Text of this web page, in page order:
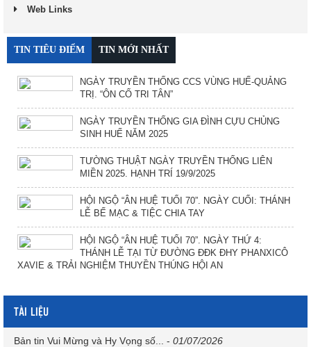
Web Links
TIN TIÊU ĐIỂM TIN MỚI NHẤT
NGÀY TRUYỀN THỐNG CCS VÙNG HUẾ-QUẢNG
TRỊ. “ÔN CỐ TRI TÂN”
NGÀY TRUYỀN THỐNG GIA ĐÌNH CỰU CHỦNG
SINH HUẾ NĂM 2025
TƯỜNG THUẬT NGÀY TRUYỀN THỐNG LIÊN
MIỀN 2025. HẠNH TRÍ 19/9/2025
HỘI NGỘ “ÂN HUỆ TUỔI 70”. NGÀY CUỐI: THÁNH
LỄ BẾ MẠC & TIỆC CHIA TAY
HỘI NGỘ “ÂN HUỆ TUỔI 70”. NGÀY THỨ 4:
THÁNH LỄ TẠI TỪ ĐƯỜNG ĐĐK ĐHY PHANXICÔ
XAVIE & TRẢI NGHIỆM THUYỀN THÚNG HỘI AN
TÀI LIỆU
Bản tin Vui Mừng và Hy Vọng số... - 01/07/2026